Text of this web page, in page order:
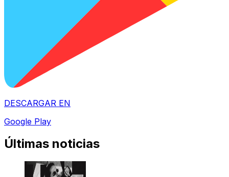
DESCARGAR EN
Google Play
Últimas noticias